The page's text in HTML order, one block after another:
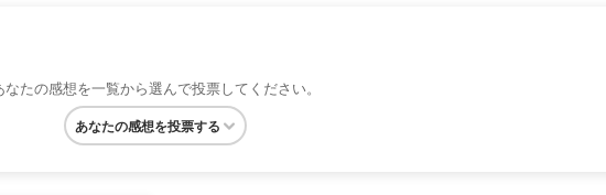
なたの感想を一覧から選んで投票してください。
あなたの感想を投票する